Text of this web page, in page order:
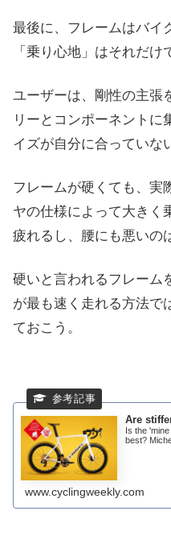
最後に、フレームはバイ
「乗り心地」はそれだけ
ユーザーは、剛性の主張
リーとコンポーネントに
イズが自分に合っていな
フレームが硬くても、実
ヤの仕様によって大きく
疲れるし、腰にも悪いの
硬いと言われるフレーム
が最も速く走れる方法で
ておこう。
Are
Is the
best?
www.cyclingweekly.com